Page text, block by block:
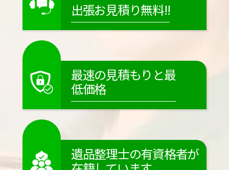
出張お見積り無料!!
最速の見積もりと最
低価格
遺品整理士の有資格者が